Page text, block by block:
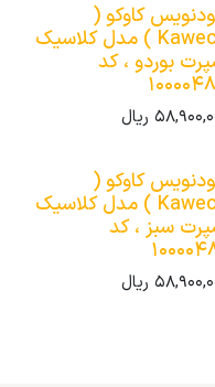
کاوکو (
Kaweco ) مدل کلاسیک
بوردو ، کد
ریال
کاوکو (
Kaweco ) مدل کلاسیک
سبز ، کد
ریال